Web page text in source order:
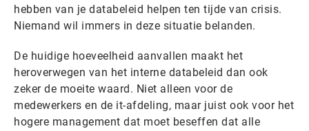
hebben van je databeleid helpen ten tijde van crisis.
Niemand wil immers in deze situatie belanden.
De huidige hoeveelheid aanvallen maakt het
heroverwegen van het interne databeleid dan ook
zeker de moeite waard. Niet alleen voor de
medewerkers en de it-afdeling, maar juist ook voor het
hogere management dat moet beseffen dat alle